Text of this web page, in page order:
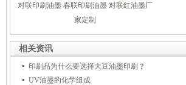
对联印刷油墨 春联印刷油墨 对联红油墨厂
家定制
相关资讯
印刷品为什么要选择大豆油墨印刷？
UV油墨的化学组成